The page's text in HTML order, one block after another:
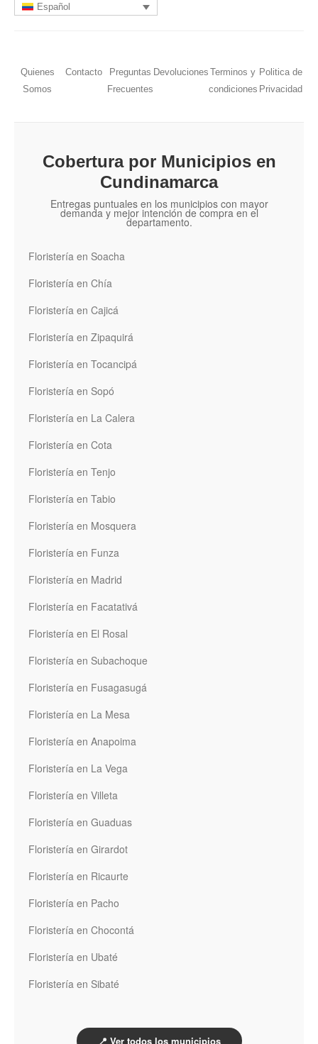
Español
Quienes
Somos
Contacto
Preguntas
Frecuentes
Devoluciones Terminos y
condiciones
Politica de
Privacidad
Cobertura por Municipios en
Cundinamarca
Entregas puntuales en los municipios con mayor
demanda y mejor intención de compra en el
departamento.
Floristería en Soacha
Floristería en Chía
Floristería en Cajicá
Floristería en Zipaquirá
Floristería en Tocancipá
Floristería en Sopó
Floristería en La Calera
Floristería en Cota
Floristería en Tenjo
Floristería en Tabio
Floristería en Mosquera
Floristería en Funza
Floristería en Madrid
Floristería en Facatativá
Floristería en El Rosal
Floristería en Subachoque
Floristería en Fusagasugá
Floristería en La Mesa
Floristería en Anapoima
Floristería en La Vega
Floristería en Villeta
Floristería en Guaduas
Floristería en Girardot
Floristería en Ricaurte
Floristería en Pacho
Floristería en Chocontá
Floristería en Ubaté
Floristería en Sibaté
📍 Ver todos los municipios